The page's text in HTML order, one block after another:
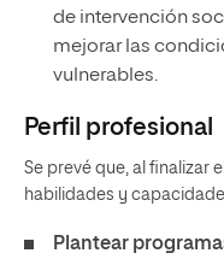
de intervención
mejorar las
vulnerables.
Perfil profesional
Se prevé que, al finalizar
habilidades y
Plantear